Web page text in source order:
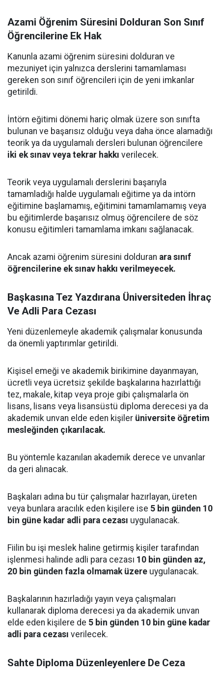
Azami Öğrenim Süresini Dolduran Son Sınıf
Öğrencilerine Ek Hak
Kanunla azami öğrenim süresini dolduran ve
mezuniyet için yalnızca derslerini tamamlaması
gereken son sınıf öğrencileri için de yeni imkanlar
getirildi.
İntörn eğitimi dönemi hariç olmak üzere son sınıfta
bulunan ve başarısız olduğu veya daha önce alamadığı
teorik ya da uygulamalı dersleri bulunan öğrencilere
iki ek sınav veya tekrar hakkı verilecek.
Teorik veya uygulamalı derslerini başarıyla
tamamladığı halde uygulamalı eğitime ya da intörn
eğitimine başlamamış, eğitimini tamamlamamış veya
bu eğitimlerde başarısız olmuş öğrencilere de söz
konusu eğitimleri tamamlama imkanı sağlanacak.
Ancak azami öğrenim süresini dolduran ara sınıf
öğrencilerine ek sınav hakkı verilmeyecek.
Başkasına Tez Yazdırana Üniversiteden İhraç
Ve Adli Para Cezası
Yeni düzenlemeyle akademik çalışmalar konusunda
da önemli yaptırımlar getirildi.
Kişisel emeği ve akademik birikimine dayanmayan,
ücretli veya ücretsiz şekilde başkalarına hazırlattığı
tez, makale, kitap veya proje gibi çalışmalarla ön
lisans, lisans veya lisansüstü diploma derecesi ya da
akademik unvan elde eden kişiler üniversite öğretim
mesleğinden çıkarılacak.
Bu yöntemle kazanılan akademik derece ve unvanlar
da geri alınacak.
Başkaları adına bu tür çalışmalar hazırlayan, üreten
veya bunlara aracılık eden kişilere ise 5 bin günden 10
bin güne kadar adli para cezası uygulanacak.
Fiilin bu işi meslek haline getirmiş kişiler tarafından
işlenmesi halinde adli para cezası 10 bin günden az,
20 bin günden fazla olmamak üzere uygulanacak.
Başkalarının hazırladığı yayın veya çalışmaları
kullanarak diploma derecesi ya da akademik unvan
elde eden kişilere de 5 bin günden 10 bin güne kadar
adli para cezası verilecek.
Sahte Diploma Düzenleyenlere De Ceza